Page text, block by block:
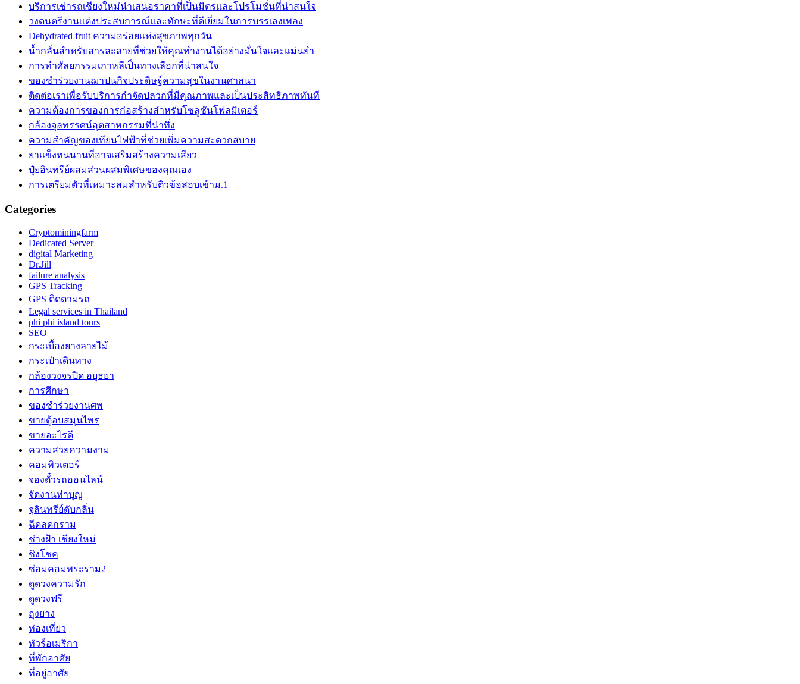
บริการเช่ารถเชียงใหม่นำเสนอราคาที่เป็นมิตรและโปรโมชั่นที่น่าสนใจ
วงดนตรีงานเเต่งประสบการณ์และทักษะที่ดีเยี่ยมในการบรรเลงเพลง
Dehydrated fruit ความอร่อยแห่งสุขภาพทุกวัน
น้ำกลั่นสำหรับสารละลายที่ช่วยให้คุณทำงานได้อย่างมั่นใจและแม่นยำ
การทำศัลยกรรมเกาหลีเป็นทางเลือกที่น่าสนใจ
ของชำร่วยงานฌาปนกิจประดิษฐ์ความสุขในงานศาสนา
ติดต่อเราเพื่อรับบริการกำจัดปลวกที่มีคุณภาพและเป็นประสิทธิภาพทันที
ความต้องการของการก่อสร้างสำหรับโซลูชันโฟลมิเตอร์
กล้องจุลทรรศน์อุตสาหกรรมที่น่าทึ่ง
ความสำคัญของเทียนไฟฟ้าที่ช่วยเพิ่มความสะดวกสบาย
ยาแข็งทนนานที่อาจเสริมสร้างความเสียว
ปุ๋ยอินทรีย์ผสมส่วนผสมพิเศษของคุณเอง
การเตรียมตัวที่เหมาะสมสำหรับติวข้อสอบเข้าม.1
Categories
Cryptominingfarm
Dedicated Server
digital Marketing
Dr.Jill
failure analysis
GPS Tracking
GPS ติดตามรถ
Legal services in Thailand
phi phi island tours
SEO
กระเบื้องยางลายไม้
กระเป๋าเดินทาง
กล้องวงจรปิด อยุธยา
การศึกษา
ของชำร่วยงานศพ
ขายตู้อบสมุนไพร
ขายอะไรดี
ความสวยความงาม
คอมพิวเตอร์
จองตั๋วรถออนไลน์
จัดงานทำบุญ
จุลินทรีย์ดับกลิ่น
ฉีดลดกราม
ช่างฝ้า เชียงใหม่
ชิงโชค
ซ่อมคอมพระราม2
ดูดวงความรัก
ดูดวงฟรี
ถุงยาง
ท่องเที่ยว
ทัวร์อเมริกา
ที่พักอาศัย
ที่อยู่อาศัย